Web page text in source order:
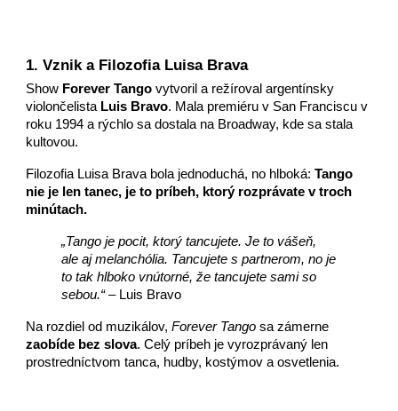
1. Vznik a Filozofia Luisa Brava
Show Forever Tango vytvoril a režíroval argentínsky
violončelista Luis Bravo. Mala premiéru v San Franciscu v
roku 1994 a rýchlo sa dostala na Broadway, kde sa stala
kultovou.
Filozofia Luisa Brava bola jednoduchá, no hlboká:Tango
nie je len tanec, je to príbeh, ktorý rozprávate v troch
minútach.
„Tango je pocit, ktorý tancujete. Je to vášeň,
ale aj melanchólia. Tancujete s partnerom, no je
to tak hlboko vnútorné, že tancujete sami so
sebou.“– Luis Bravo
Na rozdiel od muzikálov,Forever Tango sa zámerne
zaobíde bez slova. Celý príbeh je vyrozprávaný len
prostredníctvom tanca, hudby, kostýmov a osvetlenia.